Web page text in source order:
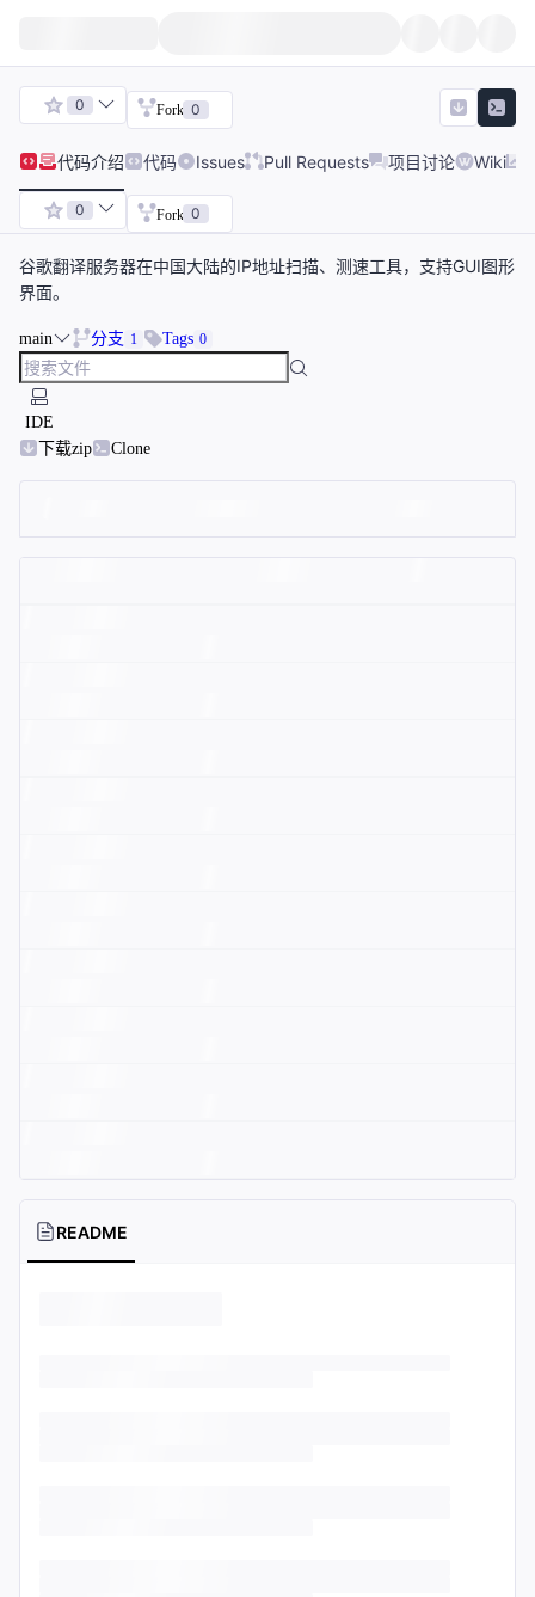
0 Fork 0
代码介绍 代码 Issues Pull Requests 项目讨论 Wiki
0 Fork 0
谷歌翻译服务器在中国大陆的IP地址扫描、测速工具，支持GUI图形
界面。
main 分支 1 Tags 0
IDE
下载zip
Clone
README